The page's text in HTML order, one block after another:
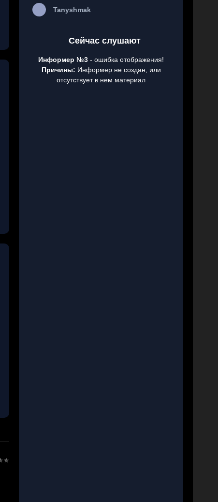
Tanyshmak
Сейчас слушают
Информер №3 - ошибка отображения!
Причины: Информер не создан, или
отсутствует в нем материал